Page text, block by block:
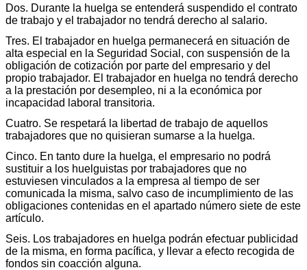
Dos. Durante la huelga se entenderá suspendido el contrato
de trabajo y el trabajador no tendrá derecho al salario.
Tres. El trabajador en huelga permanecerá en situación de
alta especial en la Seguridad Social, con suspensión de la
obligación de cotización por parte del empresario y del
propio trabajador. El trabajador en huelga no tendrá derecho
a la prestación por desempleo, ni a la económica por
incapacidad laboral transitoria.
Cuatro. Se respetará la libertad de trabajo de aquellos
trabajadores que no quisieran sumarse a la huelga.
Cinco. En tanto dure la huelga, el empresario no podrá
sustituir a los huelguistas por trabajadores que no
estuviesen vinculados a la empresa al tiempo de ser
comunicada la misma, salvo caso de incumplimiento de las
obligaciones contenidas en el apartado número siete de este
artículo.
Seis. Los trabajadores en huelga podrán efectuar publicidad
de la misma, en forma pacífica, y llevar a efecto recogida de
fondos sin coacción alguna.